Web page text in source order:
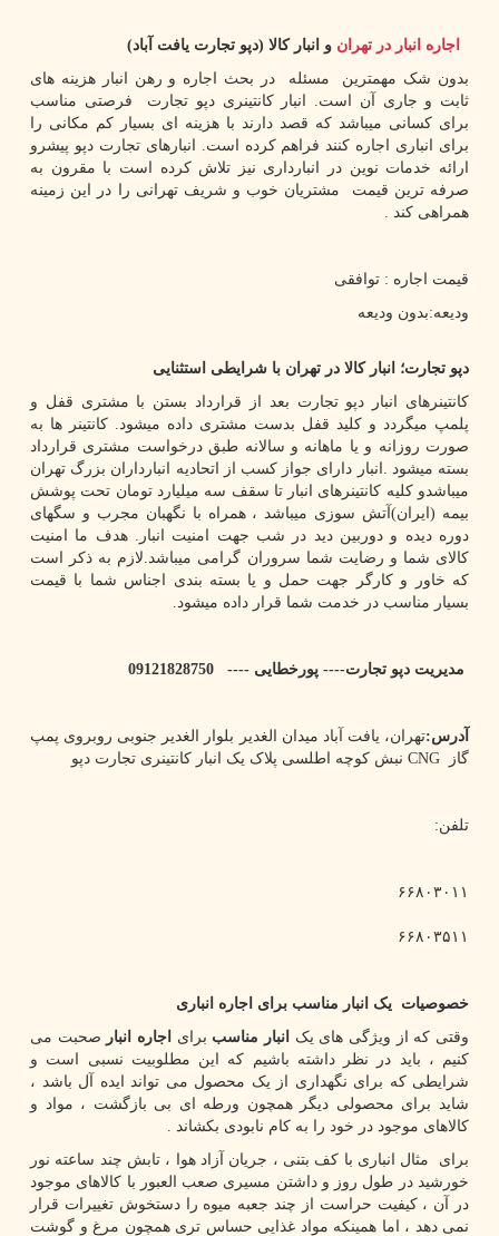
اجاره انبار در تهران و انبار کالا (دپو تجارت یافت آباد)
بدون شک مهمترین مسئله در بحث اجاره و رهن انبار هزینه های
ثابت و جاری آن است. انبار کانتینری دپو تجارت فرصتی مناسب
برای کسانی میباشد که قصد دارند با هزینه ای بسیار کم مکانی را
برای انباری اجاره کنند فراهم کرده است. انبارهای تجارت دپو پیشرو
ارائه خدمات نوین در انبارداری نیز تلاش کرده است با مقرون به
صرفه ترین قیمت مشتریان خوب و شریف تهرانی را در این زمینه
همراهی کند .
قیمت اجاره : توافقی
ودیعه:بدون ودیعه
دپو تجارت؛ انبار کالا در تهران با شرایطی استثنایی
کانتینرهای انبار دپو تجارت بعد از قرارداد بستن با مشتری قفل و
پلمپ میگردد و کلید قفل بدست مشتری داده میشود. کانتینر ها به
صورت روزانه و یا ماهانه و سالانه طبق درخواست مشتری قرارداد
بسته میشود .انبار دارای جواز کسب از اتحادیه انبارداران بزرگ تهران
میباشدو کلیه کانتینرهای انبار تا سقف سه میلیارد تومان تحت پوشش
بیمه (ایران)آتش سوزی میباشد ، همراه با نگهبان مجرب و سگهای
دوره دیده و دوربین دید در شب جهت امنیت انبار. هدف ما امنیت
کالای شما و رضایت شما سروران گرامی میباشد.لازم به ذکر است
که خاور و کارگر جهت حمل و یا بسته بندی اجناس شما با قیمت
بسیار مناسب در خدمت شما قرار داده میشود.
مدیریت دپو تجارت---- پورخطایی ---- 09121828750
آدرس:تهران، یافت آباد میدان الغدیر بلوار الغدیر جنوبی روبروی پمپ
گاز CNG نبش کوچه اطلسی پلاک یک انبار کانتینری تجارت دپو
تلفن:
۶۶۸۰۳۰۱۱
۶۶۸۰۳۵۱۱
خصوصیات یک انبار مناسب برای اجاره انباری
وقتی که از ویژگی های یک
انبار مناسب برای اجاره انبار صحبت می
کنیم ، باید در نظر داشته باشیم که این مطلوبیت نسبی است و
شرایطی که برای نگهداری از یک محصول می تواند ایده آل باشد ،
شاید برای محصولی دیگر همچون ورطه ای بی بازگشت ، مواد و
کالاهای موجود در خود را به کام نابودی بکشاند .
برای مثال انباری با کف بتنی ، جریان آزاد هوا ، تابش چند ساعته نور
خورشید در طول روز و داشتن مسیری صعب العبور با کالاهای موجود
در آن ، کیفیت حراست از چند جعبه میوه را دستخوش تغییرات قرار
نمی دهد ، اما همینکه مواد غذایی حساس تری همچون مرغ و گوشت